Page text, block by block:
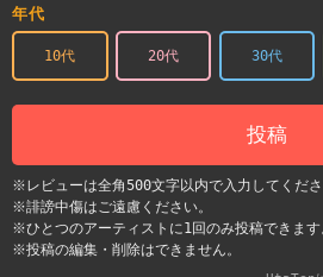
年代
10代 20代 30代
投稿
※レビューは全角500文字以内で入力してくださ
※誹謗中傷はご遠慮ください。
※ひとつのアーティストに1回のみ投稿できます
※投稿の編集・削除はできません。